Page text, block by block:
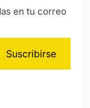
en tu correo
Suscribirse